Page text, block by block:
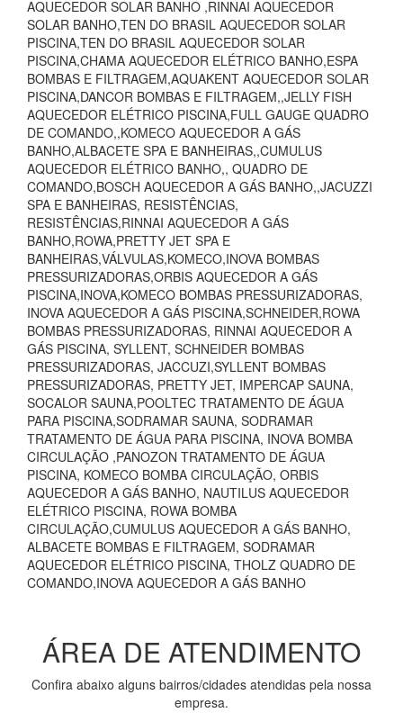
AQUECEDOR SOLAR BANHO ,RINNAI AQUECEDOR
SOLAR BANHO,TEN DO BRASIL AQUECEDOR SOLAR
PISCINA,TEN DO BRASIL AQUECEDOR SOLAR
PISCINA,CHAMA AQUECEDOR ELÉTRICO BANHO,ESPA
BOMBAS E FILTRAGEM,AQUAKENT AQUECEDOR SOLAR
PISCINA,DANCOR BOMBAS E FILTRAGEM,,JELLY FISH
AQUECEDOR ELÉTRICO PISCINA,FULL GAUGE QUADRO
DE COMANDO,,KOMECO AQUECEDOR A GÁS
BANHO,ALBACETE SPA E BANHEIRAS,,CUMULUS
AQUECEDOR ELÉTRICO BANHO,, QUADRO DE
COMANDO,BOSCH AQUECEDOR A GÁS BANHO,,JACUZZI
SPA E BANHEIRAS, RESISTÊNCIAS,
RESISTÊNCIAS,RINNAI AQUECEDOR A GÁS
BANHO,ROWA,PRETTY JET SPA E
BANHEIRAS,VÁLVULAS,KOMECO,INOVA BOMBAS
PRESSURIZADORAS,ORBIS AQUECEDOR A GÁS
PISCINA,INOVA,KOMECO BOMBAS PRESSURIZADORAS,
INOVA AQUECEDOR A GÁS PISCINA,SCHNEIDER,ROWA
BOMBAS PRESSURIZADORAS, RINNAI AQUECEDOR A
GÁS PISCINA, SYLLENT, SCHNEIDER BOMBAS
PRESSURIZADORAS, JACCUZI,SYLLENT BOMBAS
PRESSURIZADORAS, PRETTY JET, IMPERCAP SAUNA,
SOCALOR SAUNA,POOLTEC TRATAMENTO DE ÁGUA
PARA PISCINA,SODRAMAR SAUNA, SODRAMAR
TRATAMENTO DE ÁGUA PARA PISCINA, INOVA BOMBA
CIRCULAÇÃO ,PANOZON TRATAMENTO DE ÁGUA
PISCINA, KOMECO BOMBA CIRCULAÇÃO, ORBIS
AQUECEDOR A GÁS BANHO, NAUTILUS AQUECEDOR
ELÉTRICO PISCINA, ROWA BOMBA
CIRCULAÇÃO,CUMULUS AQUECEDOR A GÁS BANHO,
ALBACETE BOMBAS E FILTRAGEM, SODRAMAR
AQUECEDOR ELÉTRICO PISCINA, THOLZ QUADRO DE
COMANDO,INOVA AQUECEDOR A GÁS BANHO
ÁREA DE ATENDIMENTO
Confira abaixo alguns bairros/cidades atendidas pela nossa
empresa.